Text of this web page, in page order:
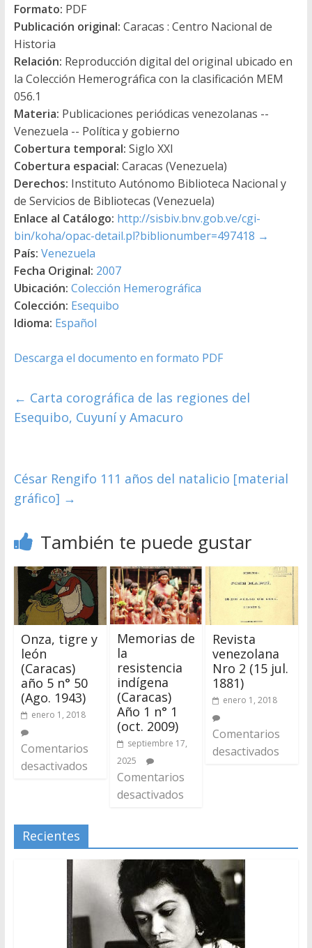
Formato: PDF
Publicación original: Caracas : Centro Nacional de
Historia
Relación: Reproducción digital del original ubicado en
la Colección Hemerográfica con la clasificación MEM
056.1
Materia: Publicaciones periódicas venezolanas --
Venezuela -- Política y gobierno
Cobertura temporal: Siglo XXI
Cobertura espacial: Caracas (Venezuela)
Derechos: Instituto Autónomo Biblioteca Nacional y
de Servicios de Bibliotecas (Venezuela)
Enlace al Catálogo: http://sisbiv.bnv.gob.ve/cgi-
bin/koha/opac-detail.pl?biblionumber=497418 →
País: Venezuela
Fecha Original: 2007
Ubicación: Colección Hemerográfica
Colección: Esequibo
Idioma: Español
Descarga el documento en formato PDF
← Carta corográfica de las regiones del
Esequibo, Cuyuní y Amacuro
César Rengifo 111 años del natalicio [material
gráfico] →
También te puede gustar
Onza, tigre y
león
(Caracas)
año 5 n° 50
(Ago. 1943)
enero 1, 2018
Comentarios
desactivados
Memorias de
la
resistencia
indígena
(Caracas)
Año 1 n° 1
(oct. 2009)
septiembre 17,
2025
Comentarios
desactivados
Revista
venezolana
Nro 2 (15 jul.
1881)
enero 1, 2018
Comentarios
desactivados
Recientes